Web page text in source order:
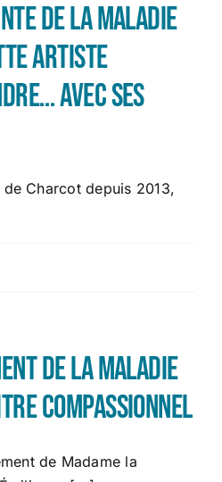
de la maladie
artiste
avec ses
Charcot depuis 2013,
de la maladie
compassionnel
de Madame la